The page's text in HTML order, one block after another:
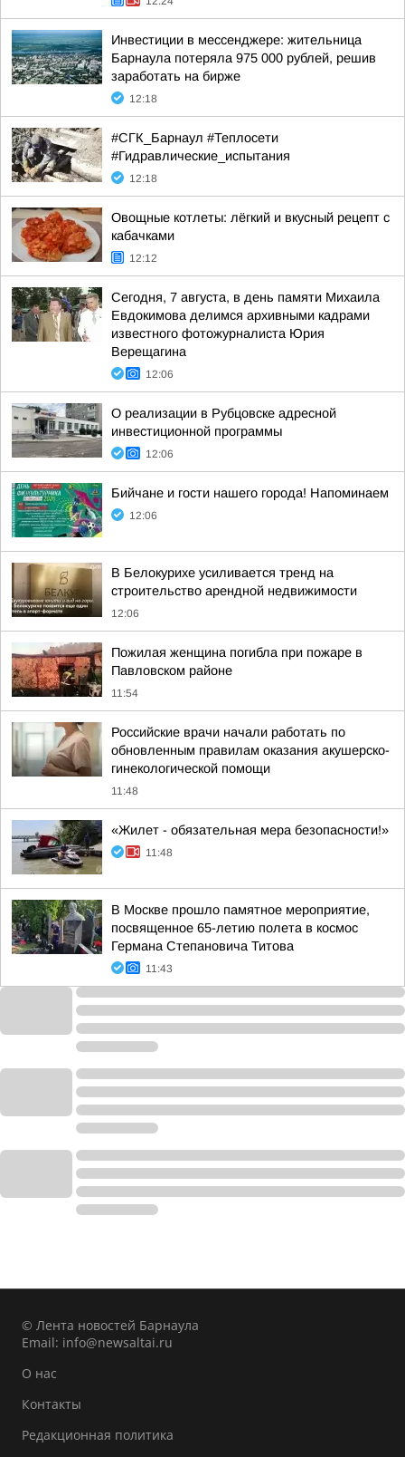
Инвестиции в мессенджере: жительница
Барнаула потеряла 975 000 рублей, решив
заработать на бирже
12:18
#СГК_Барнаул #Теплосети
#Гидравлические_испытания
12:18
Овощные котлеты: лёгкий и вкусный рецепт с
кабачками
12:12
Сегодня, 7 августа, в день памяти Михаила
Евдокимова делимся архивными кадрами
известного фотожурналиста Юрия
Верещагина
12:06
О реализации в Рубцовске адресной
инвестиционной программы
12:06
Бийчане и гости нашего города! Напоминаем
12:06
В Белокурихе усиливается тренд на
строительство арендной недвижимости
12:06
Пожилая женщина погибла при пожаре в
Павловском районе
11:54
Российские врачи начали работать по
обновленным правилам оказания акушерско-
гинекологической помощи
11:48
«Жилет - обязательная мера безопасности!»
11:48
В Москве прошло памятное мероприятие,
посвященное 65-летию полета в космос
Германа Степановича Титова
11:43
© Лента новостей Барнаула
Email: info@newsaltai.ru
О нас
Контакты
Редакционная политика